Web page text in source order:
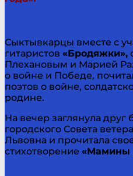
Сыктывкарцы вместе с
гитаристов «Бродяжки»,
Плехановым и Марией
о войне и Победе,
поэтов о войне,
родине.
На вечер заглянула друг
городского Совета
Львовна и прочитала
стихотворение «Мамины